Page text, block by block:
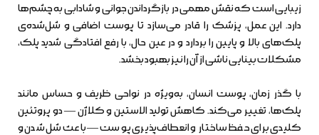
زیبایی است که نقش مهمی در بازگرداندن جوانی و شادابی به چشم‌ها
دارد. این عمل، پزشک را قادر می‌سازد تا پوست اضافی و شل‌شده‌ی
پلک‌های بالا و پایین را بردارد و در عین حال، با رفع افتادگی شدید پلک،
مشکلات بینایی ناشی از آن را نیز بهبود بخشد.
با گذر زمان، پوست انسان، به‌ویژه در نواحی ظریف و حساس مانند
پلک‌ها، تغییر می‌کند. کاهش تولید الاستین و کلاژن — دو پروتئین
کلیدی برای حفظ ساختار و انعطاف‌پذیری پوست — باعث شل شدن و